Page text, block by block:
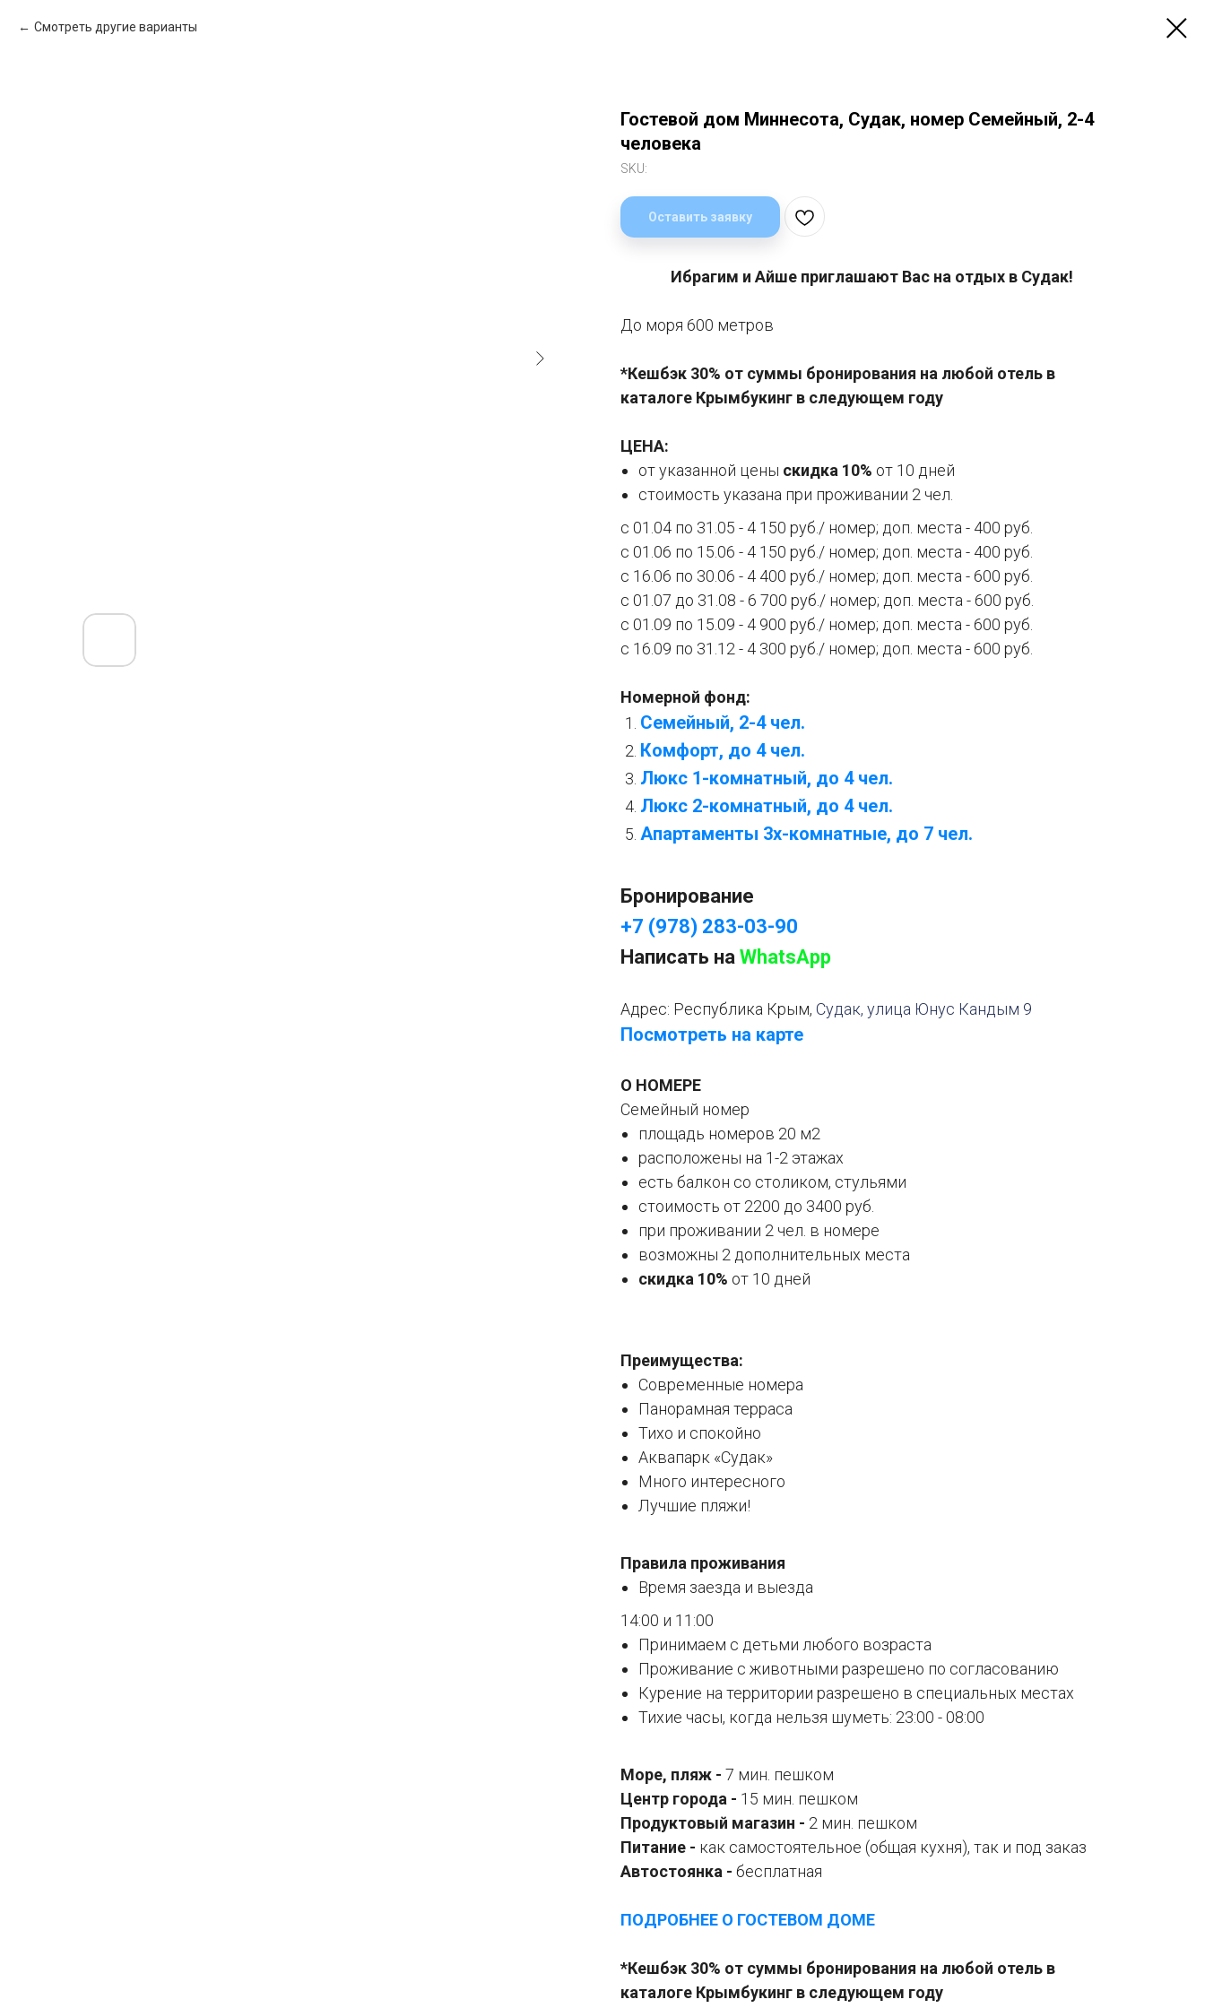
Смотреть другие варианты
Гостевой дом Миннесота, Судак, номер Семейный, 2-4
человека
SKU:
Оставить заявку
Ибрагим и Айше приглашают Вас на отдых в Судак!
До моря 600 метров
*Кешбэк 30% от суммы бронирования на любой отель в
каталоге Крымбукинг в следующем году
ЦЕНА:
от указанной цены скидка 10% от 10 дней
стоимость указана при проживании 2 чел.
с 01.04 по 31.05 - 4 150 руб./ номер; доп. места - 400 руб.
с 01.06 по 15.06 - 4 150 руб./ номер; доп. места - 400 руб.
с 16.06 по 30.06 - 4 400 руб./ номер; доп. места - 600 руб.
с 01.07 до 31.08 - 6 700 руб./ номер; доп. места - 600 руб.
с 01.09 по 15.09 - 4 900 руб./ номер; доп. места - 600 руб.
с 16.09 по 31.12 - 4 300 руб./ номер; доп. места - 600 руб.
Номерной фонд:
Семейный, 2-4 чел.
Комфорт, до 4 чел.
Люкс 1-комнатный, до 4 чел.
Люкс 2-комнатный, до 4 чел.
Апартаменты 3х-комнатные, до 7 чел.
Бронирование
+7 (978) 283-03-90
Написать на WhatsApp
Адрес: Республика Крым, Судак, улица Юнус Кандым 9
Посмотреть на карте
О НОМЕРЕ
Семейный номер
площадь номеров 20 м2
расположены на 1-2 этажах
есть балкон со столиком, стульями
стоимость от 2200 до 3400 руб.
при проживании 2 чел. в номере
возможны 2 дополнительных места
скидка 10% от 10 дней
Преимущества:
Современные номера
Панорамная терраса
Тихо и спокойно
Аквапарк «Судак»
Много интересного
Лучшие пляжи!
Правила проживания
Время заезда и выезда
14:00 и 11:00
Принимаем с детьми любого возраста
Проживание с животными разрешено по согласованию
Курение на территории разрешено в специальных местах
Тихие часы, когда нельзя шуметь: 23:00 - 08:00
Море, пляж - 7 мин. пешком
Центр города - 15 мин. пешком
Продуктовый магазин - 2 мин. пешком
Питание - как самостоятельное (общая кухня), так и под заказ
Автостоянка - бесплатная
ПОДРОБНЕЕ О ГОСТЕВОМ ДОМЕ
*Кешбэк 30% от суммы бронирования на любой отель в
каталоге Крымбукинг в следующем году